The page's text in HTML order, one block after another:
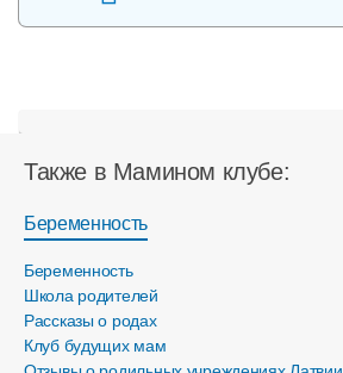
Также в Мамином клубе:
Беременность
Беременность
Школа родителей
Рассказы о родах
Клуб будущих мам